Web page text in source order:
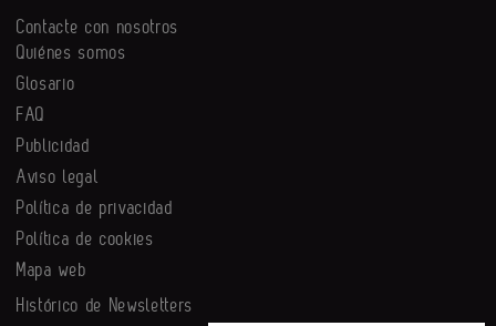
Contacte con nosotros
Quiénes somos
Glosario
FAQ
Publicidad
Aviso legal
Política de privacidad
Política de cookies
Mapa web
Histórico de Newsletters